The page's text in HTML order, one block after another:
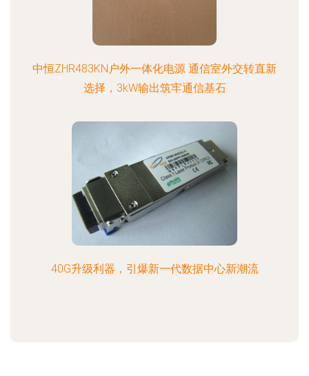
中恒ZHR483KN户外一体化电源 通信室外交转直新
选择，3kW输出筑牢通信基石
40G升级利器，引爆新一代数据中心新潮流